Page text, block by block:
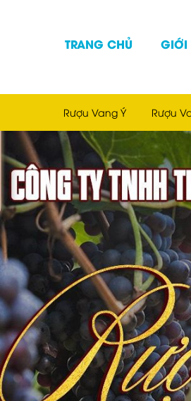
TRANG CHỦ GIỚI
Rượu Vang Ý Rượu